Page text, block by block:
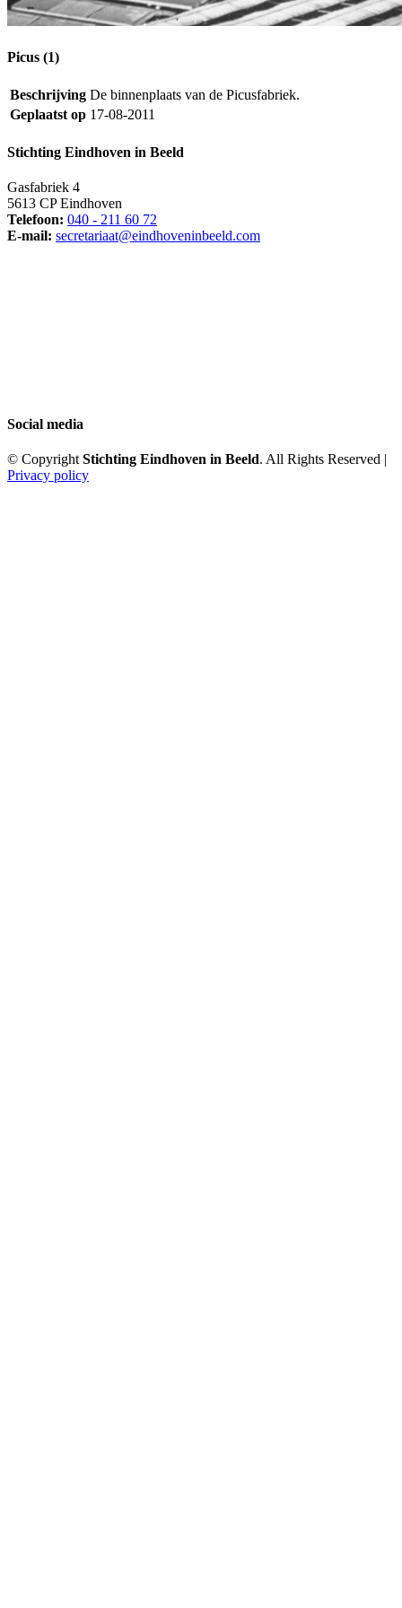
Picus (1)
Beschrijving De binnenplaats van de Picusfabriek.
Geplaatst op 17-08-2011
Stichting Eindhoven in Beeld
Gasfabriek 4
5613 CP Eindhoven
Telefoon: 040 - 211 60 72
E-mail: secretariaat@eindhoveninbeeld.com
Social media
© Copyright Stichting Eindhoven in Beeld. All Rights Reserved |
Privacy policy